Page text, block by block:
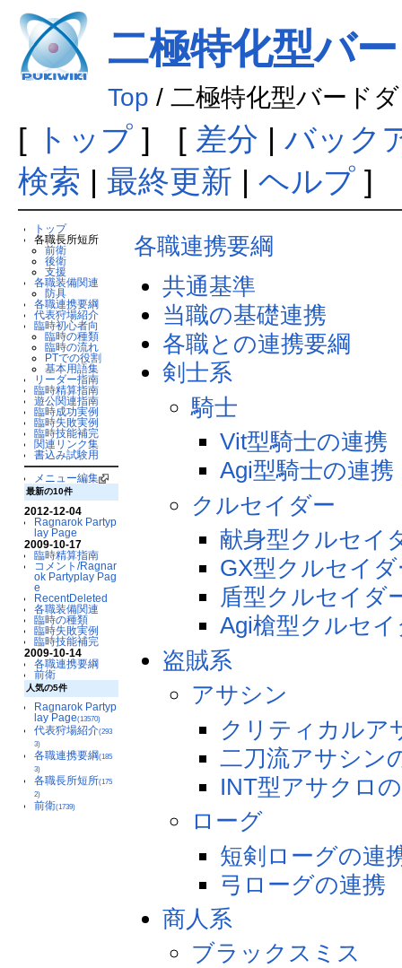
二極特化型バ
Top / 二極特化型バード
[ トップ] [ 差分 | バック
検索 | 最終更新 | ヘルプ]
トップ
各職長所短所
前衛
後衛
支援
各職装備関連
防具
各職連携要綱
代表狩場紹介
臨時初心者向
臨時の種類
臨時の流れ
PTでの役割
基本用語集
リーダー指南
臨時精算指南
遊公関連指南
臨時成功実例
臨時失敗実例
臨時技能補完
関連リンク集
書込み試験用
メニュー編集
最新の10件
2012-12-04
Ragnarok Partyp
lay Page
2009-10-17
臨時精算指南
コメント/Ragnar
ok Partyplay Pag
e
RecentDeleted
各職装備関連
臨時の種類
臨時失敗実例
臨時技能補完
2009-10-14
各職連携要綱
前衛
人気の5件
Ragnarok Partyp
lay Page(13570)
代表狩場紹介(293
3)
各職連携要綱(185
3)
各職長所短所(175
2)
前衛(1739)
各職連携要綱
共通基準
当職の基礎連携
各職との連携要綱
剣士系
騎士
Vit型騎士の連携
Agi型騎士の連携
クルセイダー
献身型クルセイ
GX型クルセイ
盾型クルセイダ
Agi槍型クルセ
盗賊系
アサシン
クリティカルア
二刀流アサシン
INT型アサクロ
ローグ
短剣ローグの連
弓ローグの連携
商人系
ブラックスミス